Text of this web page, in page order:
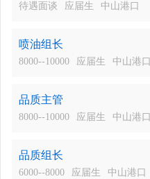
待遇面谈 应届生 中山港口
喷油组长
8000--10000 应届生 中山港口
品质主管
8000--10000 应届生 中山港口
品质组长
6000--8000 应届生 中山港口